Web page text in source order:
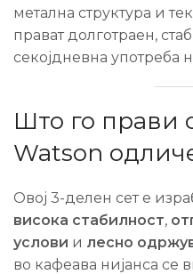
метална структура и
прават долготраен,
секојдневна употреба
Што го прави
Watson
Овој 3-делен сет е
висока стабилност,
услови и лесно
во кафеава нијанса се